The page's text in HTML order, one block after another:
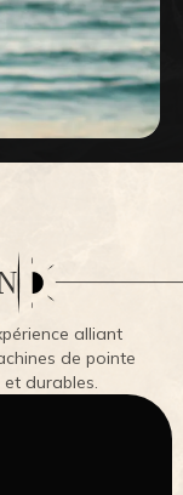
alliant
de pointe
durables.